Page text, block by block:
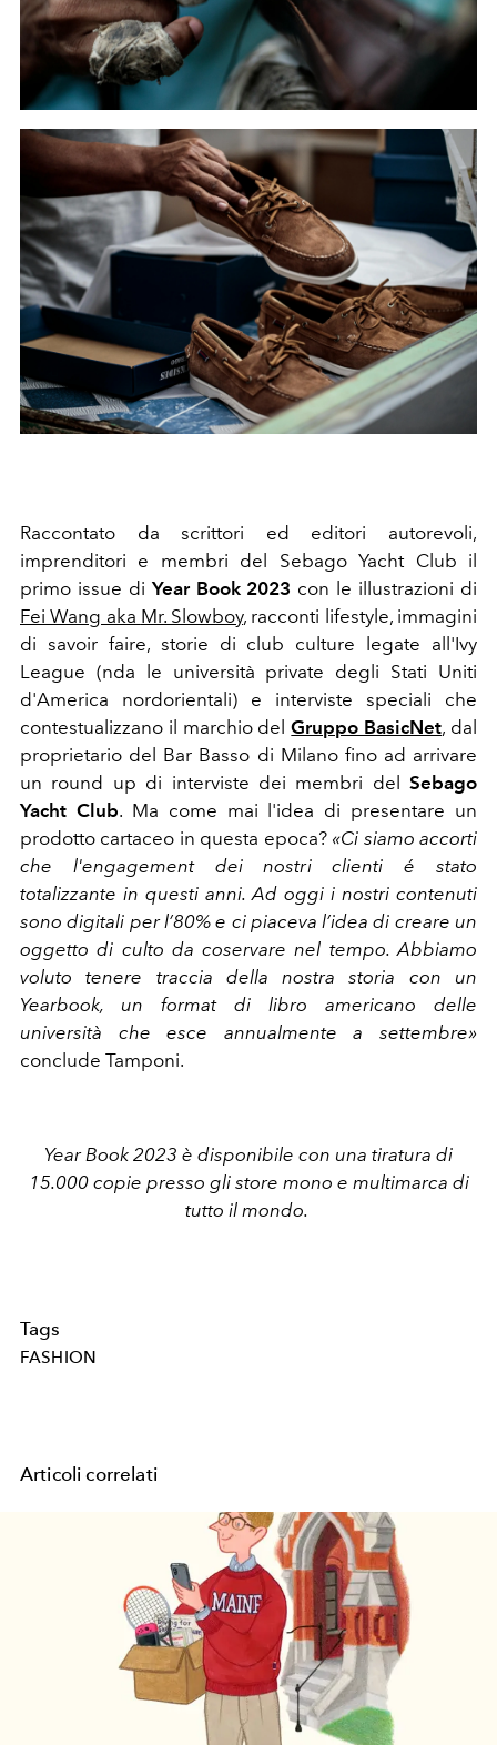
Raccontato da scrittori ed editori autorevoli,
imprenditori e membri del Sebago Yacht Club il
primo issue di Year Book 2023 con le illustrazioni di
Fei Wang aka Mr. Slowboy, racconti lifestyle, immagini
di savoir faire, storie di club culture legate all'Ivy
League (nda le università private degli Stati Uniti
d'America nordorientali) e interviste speciali che
contestualizzano il marchio del Gruppo BasicNet, dal
proprietario del Bar Basso di Milano fino ad arrivare
un round up di interviste dei membri del Sebago
Yacht Club. Ma come mai l'idea di presentare un
prodotto cartaceo in questa epoca? «Ci siamo accorti
che l'engagement dei nostri clienti é stato
totalizzante in questi anni. Ad oggi i nostri contenuti
sono digitali per l’80% e ci piaceva l’idea di creare un
oggetto di culto da coservare nel tempo. Abbiamo
voluto tenere traccia della nostra storia con un
Yearbook, un format di libro americano delle
università che esce annualmente a settembre»
conclude Tamponi.
Year Book 2023 è disponibile con una tiratura di
15.000 copie presso gli store mono e multimarca di
tutto il mondo.
Tags
FASHION
Articoli correlati